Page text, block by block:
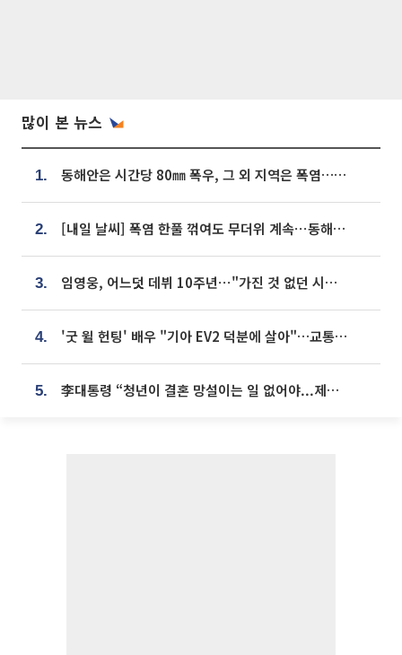
많이 본 뉴스
1. 동해안은 시간당 80㎜ 폭우, 그 외 지역은 폭염…‘극과 극 날씨’
2. [내일 날씨] 폭염 한풀 꺾여도 무더위 계속⋯동해안 이틀 연속 비
3. 임영웅, 어느덧 데뷔 10주년⋯"가진 것 없던 시절, 내 앞엔 20명의 팬뿐"
4. '굿 윌 헌팅' 배우 "기아 EV2 덕분에 살아"…교통사고 후 안전성 극찬
5. 李대통령 “청년이 결혼 망설이는 일 없어야...제도상 불이익 조사”